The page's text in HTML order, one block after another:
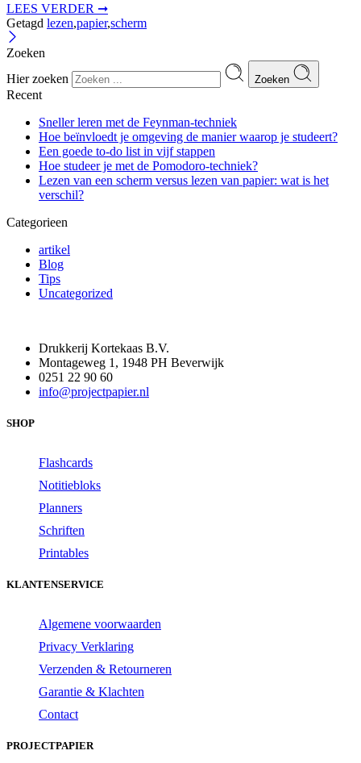
LEES VERDER ➞
Getagd lezen,papier,scherm
Zoeken
Hier zoeken
Zoeken
Recent
Sneller leren met de Feynman-techniek
Hoe beïnvloedt je omgeving de manier waarop je studeert?
Een goede to-do list in vijf stappen
Hoe studeer je met de Pomodoro-techniek?
Lezen van een scherm versus lezen van papier: wat is het
verschil?
Categorieen
artikel
Blog
Tips
Uncategorized
Drukkerij Kortekaas B.V.
Montageweg 1, 1948 PH Beverwijk
0251 22 90 60
info@projectpapier.nl
SHOP
Flashcards
Notitiebloks
Planners
Schriften
Printables
KLANTENSERVICE
Algemene voorwaarden
Privacy Verklaring
Verzenden & Retourneren
Garantie & Klachten
Contact
PROJECTPAPIER